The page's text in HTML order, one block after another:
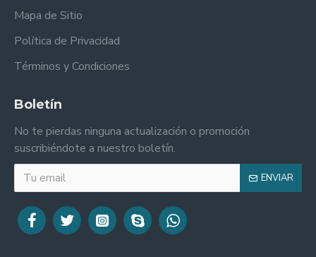
Mapa de Sitio
Política de Privacidad
Términos y Condiciones
Boletín
No te pierdas ninguna actualización o promoción
suscribiéndote a nuestro boletín.
ENVIAR